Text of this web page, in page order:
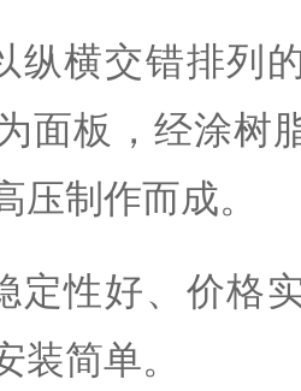
纵横交错排列
面板，经涂树
压制作而成。
定性好、价格
装简单。